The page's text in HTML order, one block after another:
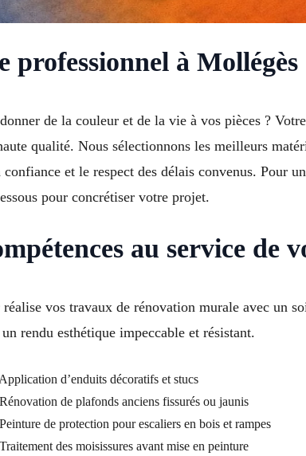
professionnel à
de la couleur et de la vie à vos pièces ?
qualité. Nous sélectionnons les meilleurs
confiance et le respect des délais convenus. Pour
pour concrétiser votre projet.
au service de
vos travaux de rénovation murale avec un
rendu esthétique impeccable et résistant.
Application d’enduits décoratifs et stucs
Rénovation de plafonds anciens fissurés ou jaunis
Peinture de protection pour escaliers en bois et rampes
Traitement des moisissures avant mise en peinture